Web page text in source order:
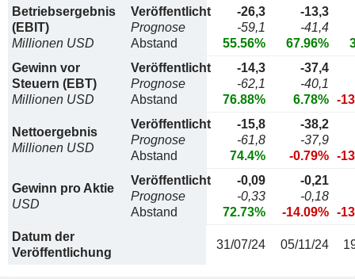
Betriebsergebnis
(EBIT)
Millionen USD
Veröffentlicht
Prognose
Abstand
-26,3
-59,1
55.56%
-13,3
-41,4
67.96%
Gewinn vor
Steuern (EBT)
Millionen USD
Veröffentlicht
Prognose
Abstand
-14,3
-62,1
76.88%
-37,4
-40,1
6.78% -
Nettoergebnis
Millionen USD
Veröffentlicht
Prognose
Abstand
-15,8
-61,8
74.4%
-38,2
-37,9
-0.79% -
Gewinn pro Aktie
USD
Veröffentlicht
Prognose
Abstand
-0,09
-0,33
72.73%
-0,21
-0,18
-14.09% -
Datum der
Veröffentlichung
31/07/24 05/11/24